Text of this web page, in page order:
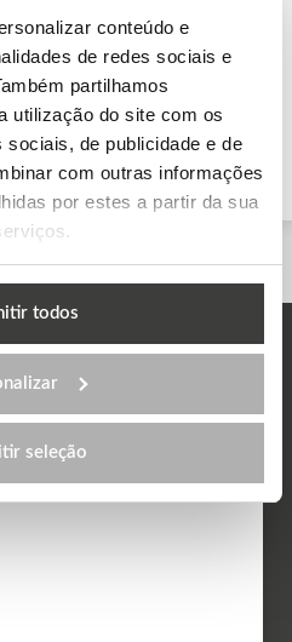
conteúdo e
de redes sociais e
partilhamos
utilização do site com os
de publicidade e de
com outras informações
por estes a partir da sua
todos
seleção
Bélgica